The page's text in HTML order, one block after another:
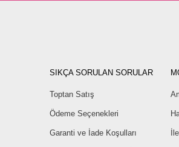
SIKÇA SORULAN SORULAR
Toptan Satış
Ödeme Seçenekleri
Garanti ve İade Koşulları